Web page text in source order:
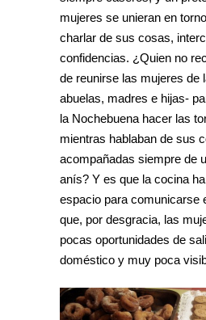
mujeres se unieran en
charlar de sus cosas,
confidencias. ¿Quien no
de reunirse las mujeres de
abuelas, madres e hijas-
la Nochebuena hacer las
mientras hablaban de sus
acompañadas siempre de
anís? Y es que la cocina
espacio para comunicarse
que, por desgracia, las
pocas oportunidades de
doméstico y muy poca